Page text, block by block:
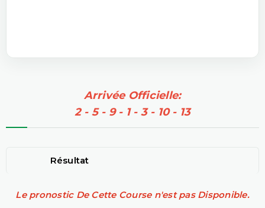
Arrivée Officielle:
2 - 5 - 9 - 1 - 3 - 10 - 13
Résultat
Le pronostic De Cette Course n'est pas Disponible.